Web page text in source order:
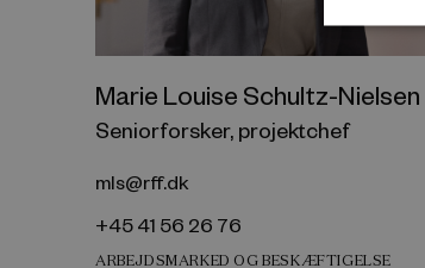
Marie Louise Schultz-Nielsen
Seniorforsker, projektchef
mls@rff.dk
+45 41 56 26 76
ARBEJDSMARKED OG BESKÆFTIGELSE